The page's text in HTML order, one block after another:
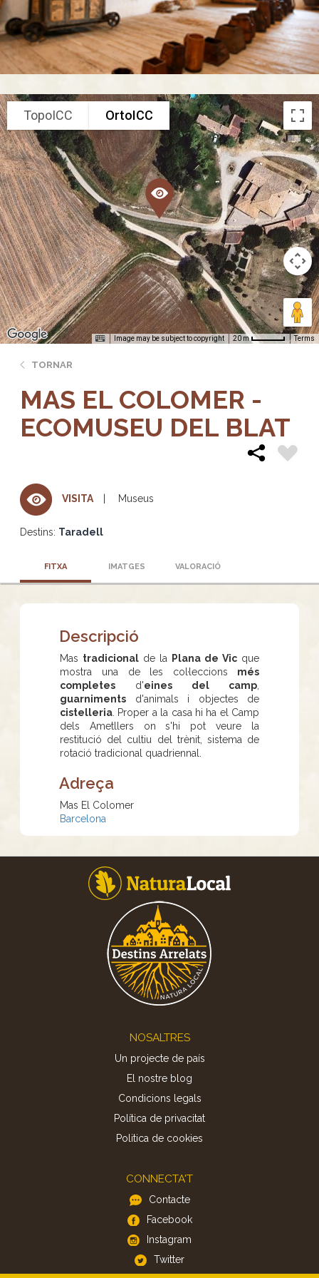
TopoICC OrtoICC
Image may be subject to copyright 20 m Terms
TORNAR
MAS EL COLOMER -
ECOMUSEU DEL BLAT
VISITA Museus
Destins: Taradell
FITXA IMATGES VALORACIÓ
Descripció
Mas tradicional de la Plana de Vic que
mostra una de les col·leccions més
completes d'eines del camp
guarniments d'animals i objectes de
cistelleria . Proper a la casa hi ha el Camp
dels Ametllers on s'hi pot veure la
restitució del cultiu del trènit, sistema de
rotació tradicional quadriennal.
Adreça
Mas El Colomer
Barcelona
NOSALTRES
Un projecte de país
El nostre blog
Condicions legals
Política de privacitat
Politica de cookies
CONNECTA'T
Contacte
Facebook
Instagram
Twitter